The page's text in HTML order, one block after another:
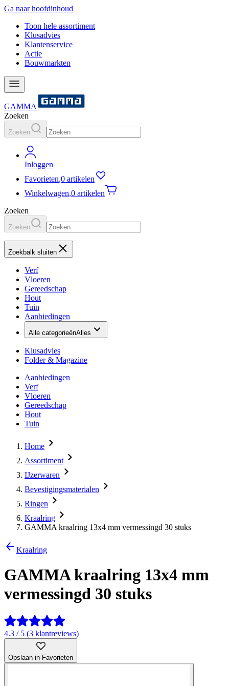
Ga naar hoofdinhoud
Toon hele assortiment
Klusadvies
Klantenservice
Actie
Bouwmarkten
GAMMA
Zoeken
Zoeken
Inloggen
Favorieten,0 artikelen
Winkelwagen,0 artikelen
Zoeken
Zoeken
Zoekbalk sluiten
Verf
Vloeren
Gereedschap
Hout
Tuin
Aanbiedingen
Alle categorieënAlles
Klusadvies
Folder & Magazine
Aanbiedingen
Verf
Vloeren
Gereedschap
Hout
Tuin
Home
Assortiment
IJzerwaren
Bevestigingsmaterialen
Ringen
Kraalring
GAMMA kraalring 13x4 mm vermessingd 30 stuks
Kraalring
GAMMA kraalring 13x4 mm
vermessingd 30 stuks
4.3 / 5 (3 klantreviews)
Opslaan in Favorieten